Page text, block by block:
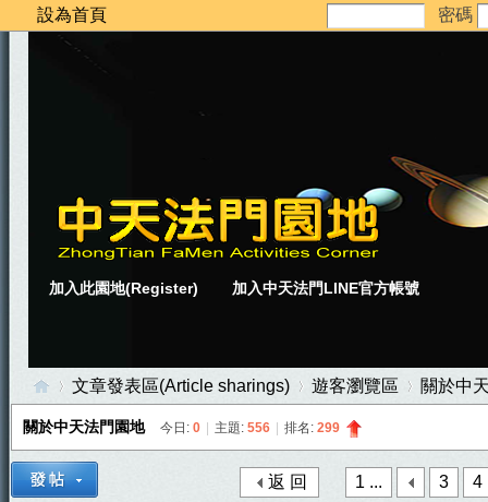
設為首頁 密碼
加入此園地(Register) 加入中天法門LINE官方帳號
中»
文章發表區(Article sharings)
›
遊客瀏覽區 關於中
關於中天法門園地 今日: 0 主題: 556 排名: 299
1 ... 3 4
返 回